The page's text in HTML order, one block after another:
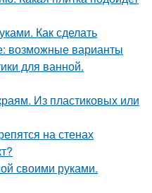
Как сделать
возможные варианты
для ванной.
Из пластиковых или
на стенах
своими руками.